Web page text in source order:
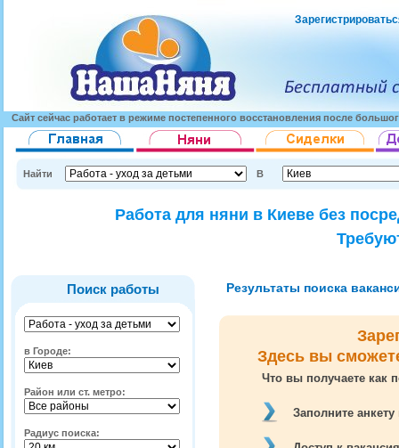
Сайт сейчас работает в режиме постепенного восстановления после
Найти В
Работа для няни в Киеве без
Поиск работы
в Городе:
Район или ст. метро:
Радиус поиска:
Результаты поиска
Здесь вы
Что вы получаете как
Заполните